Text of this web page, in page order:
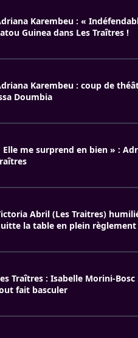
Karembeu : «
Guinea dans Les Traîtres !
Karembeu : coup de
Doumbia
Elle me surprend en bien » :
Abril (Les Traitres)
la table en plein règlement
Traîtres : Isabelle Morini-
fait basculer